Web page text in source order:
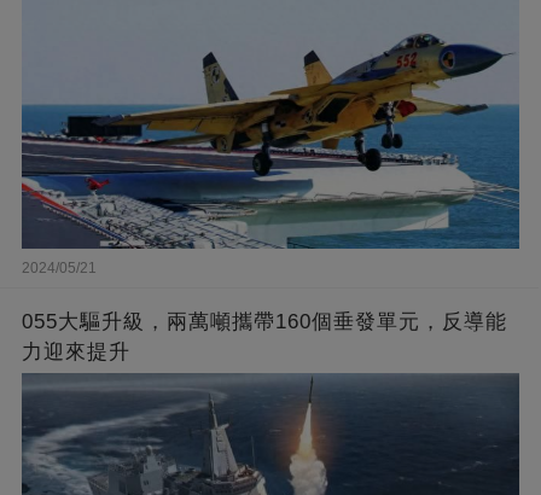
2024/05/21
055大驅升級，兩萬噸攜帶160個垂發單元，反導能
力迎來提升